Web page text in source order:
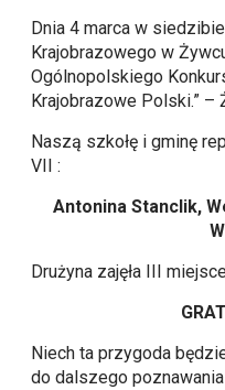
Dnia 4 marca w
Krajobrazowego w
Ogólnopolskiego
Krajobrazowe Polski.” –
Naszą szkołę i gminę
VII :
Antonina Stanclik,
Drużyna zajęła III
Niech ta przygoda
do dalszego